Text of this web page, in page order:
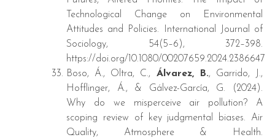
Technological Change on Environmental
Attitudes and Policies. International Journal of
Sociology, 54(5–6), 372–398.
https://doi.org/10.1080/00207659.2024.2386647
Boso, Á., Oltra, C., Álvarez, B., Garrido, J.,
Hofflinger, Á., & Gálvez-García, G. (2024).
Why do we misperceive air pollution? A
scoping review of key judgmental biases. Air
Quality, Atmosphere & Health.